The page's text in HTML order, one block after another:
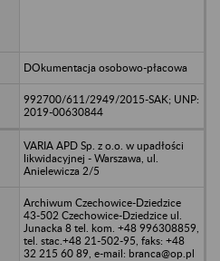
DOkumentacja osobowo-płacowa
992700/611/2949/2015-SAK; UNP:
2019-00630844
VARIA APD Sp. z o.o. w upadłości
likwidacyjnej - Warszawa, ul.
Anielewicza 2/5
Archiwum Czechowice-Dziedzice
43-502 Czechowice-Dziedzice ul.
Junacka 8 tel. kom. +48 996308859,
tel. stac.+48 21-502-95, faks: +48
32 215 60 89, e-mail: branca@op.pl